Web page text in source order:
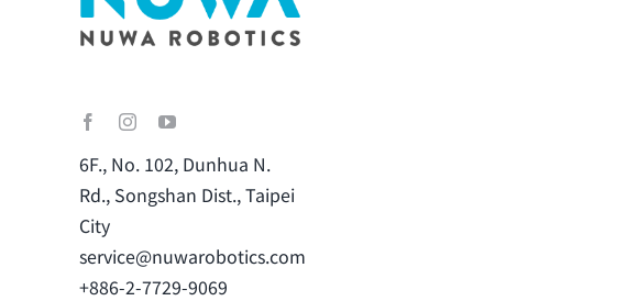
6F., No. 102, Dunhua N.
Rd., Songshan Dist., Taipei
City
service@nuwarobotics.com
+886-2-7729-9069